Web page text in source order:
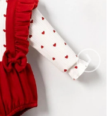
›